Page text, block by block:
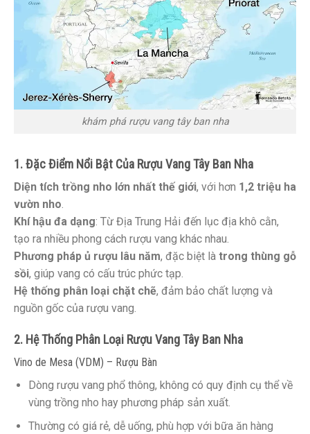
khám phá rượu vang tây ban nha
1. Đặc Điểm Nổi Bật Của Rượu Vang Tây Ban Nha
Diện tích trồng nho lớn nhất thế giới, với hơn 1,2 triệu ha
vườn nho.
Khí hậu đa dạng: Từ Địa Trung Hải đến lục địa khô cằn,
tạo ra nhiều phong cách rượu vang khác nhau.
Phương pháp ủ rượu lâu năm, đặc biệt là trong thùng gỗ
sồi, giúp vang có cấu trúc phức tạp.
Hệ thống phân loại chặt chẽ, đảm bảo chất lượng và
nguồn gốc của rượu vang.
2. Hệ Thống Phân Loại Rượu Vang Tây Ban Nha
Vino de Mesa (VDM) – Rượu Bàn
Dòng rượu vang phổ thông, không có quy định cụ thể về
vùng trồng nho hay phương pháp sản xuất.
Thường có giá rẻ, dễ uống, phù hợp với bữa ăn hàng